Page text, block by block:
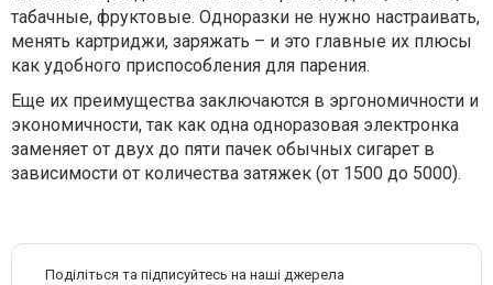
табачные, фруктовые. Одноразки не нужно настраивать,
менять картриджи, заряжать – и это главные их плюсы
как удобного приспособления для парения.
Еще их преимущества заключаются в эргономичности и
экономичности, так как одна одноразовая электронка
заменяет от двух до пяти пачек обычных сигарет в
зависимости от количества затяжек (от 1500 до 5000).
Поділіться та підписуйтесь на наші джерела